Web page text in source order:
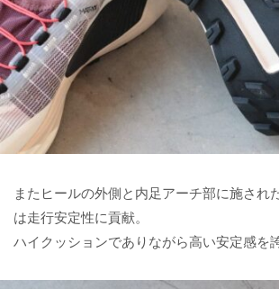
またヒールの外側と内足アーチ部に施され
は走行安定性に貢献。
ハイクッションでありながら高い安定感を